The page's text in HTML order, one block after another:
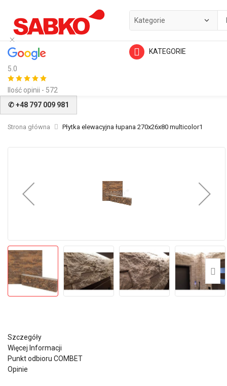
5.0
Ilość opinii - 572
KATEGORIE
✆ +48 797 009 981
Strona główna Płytka elewacyjna łupana 270x26x80 multicolor1
Szczegóły
Więcej Informacji
Punkt odbioru COMBET
Opinie